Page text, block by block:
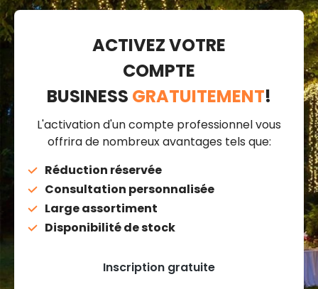
ACTIVEZ VOTRE
COMPTE
BUSINESS GRATUITEMENT!
L'activation d'un compte professionnel vous
offrira de nombreux avantages tels que:
Réduction réservée
Consultation personnalisée
Large assortiment
Disponibilité de stock
Inscription gratuite